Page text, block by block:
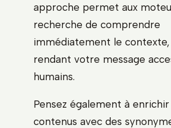
approche permet aux
recherche de comprendre
immédiatement le
rendant votre message
humains.
Pensez également à enrichir
contenus avec des